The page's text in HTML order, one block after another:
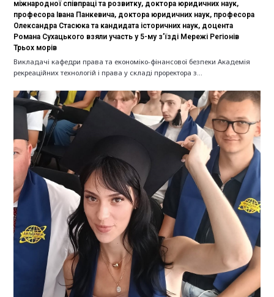
міжнародної співпраці та розвитку, доктора юридичних наук,
професора Івана Панкевича, доктора юридичних наук, професора
Олександра Стасюка та кандидата історичних наук, доцента
Романа Сухацького взяли участь у 5-му з’їзді Мережі Регіонів
Трьох морів
Викладачі кафедри права та економіко-фінансової безпеки Академія
рекреаційних технологій і права у складі проректора з…